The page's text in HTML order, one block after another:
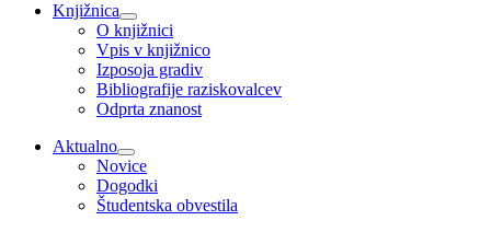
Knjižnica
O knjižnici
Vpis v knjižnico
Izposoja gradiv
Bibliografije raziskovalcev
Odprta znanost
Aktualno
Novice
Dogodki
Študentska obvestila